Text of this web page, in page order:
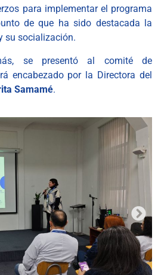
para implementar el programa
de que ha sido destacada la
su socialización.
se presentó al comité de
encabezado por la Directora del
Samamé.